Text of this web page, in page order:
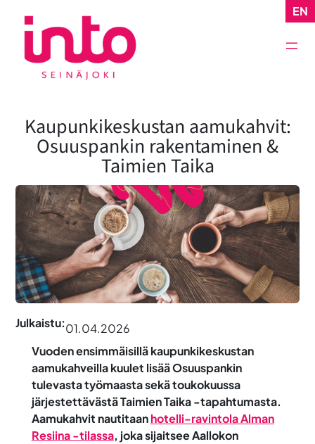
sisältöön
EN
Kaupunkikeskustan aamukahvit:
Osuuspankin rakentaminen &
Taimien Taika
Julkaistu:01.04.2026
Vuoden ensimmäisillä kaupunkikeskustan
aamukahveilla kuulet lisää Osuuspankin
tulevasta työmaasta sekä toukokuussa
järjestettävästä Taimien Taika -tapahtumasta.
Aamukahvit nautitaanhotelli-ravintola Alman
Resiina -tilassa, joka sijaitsee Aallokon